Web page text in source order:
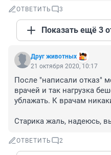
ОТВЕТИТЬ 3
Показать ещё 3
Друг животных
21 октября 2020, 10:17
После "написали отказ"
врачей и так нагрузка
ублажать. К врачам
Старика жаль, надеюсь,
ОТВЕТИТЬ 2